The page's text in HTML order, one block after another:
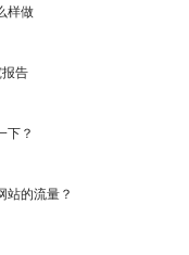
样做
告
下？
站的流量？